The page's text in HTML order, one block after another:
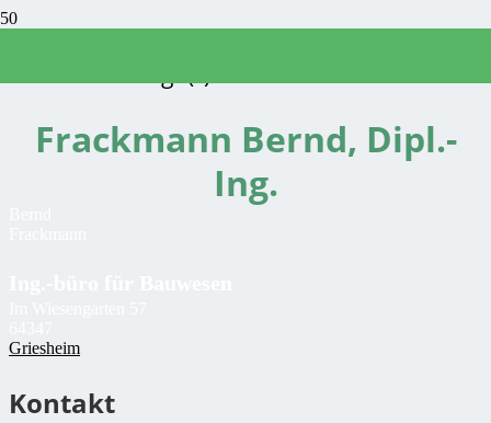
Frackmann Bernd, Dipl.-
Ing.
Griesheim
Kontakt